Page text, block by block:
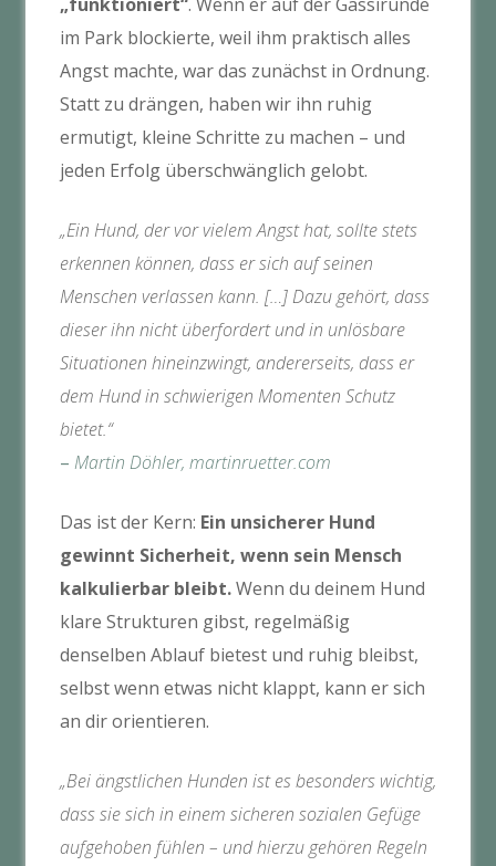
im Park blockierte, weil ihm praktisch alles
Angst machte, war das zunächst in Ordnung.
Statt zu drängen, haben wir ihn ruhig
ermutigt, kleine Schritte zu machen – und
jeden Erfolg überschwänglich gelobt.
„Ein Hund, der vor vielem Angst hat, sollte stets
erkennen können, dass er sich auf seinen
Menschen verlassen kann. […] Dazu gehört, dass
dieser ihn nicht überfordert und in unlösbare
Situationen hineinzwingt, andererseits, dass er
dem Hund in schwierigen Momenten Schutz
bietet.“
– Martin Döhler, martinruetter.com
Das ist der Kern: Ein unsicherer Hund
gewinnt Sicherheit, wenn sein Mensch
kalkulierbar bleibt.Wenn du deinem Hund
klare Strukturen gibst, regelmäßig
denselben Ablauf bietest und ruhig bleibst,
selbst wenn etwas nicht klappt, kann er sich
an dir orientieren.
„Bei ängstlichen Hunden ist es besonders wichtig,
dass sie sich in einem sicheren sozialen Gefüge
aufgehoben fühlen – und hierzu gehören Regeln